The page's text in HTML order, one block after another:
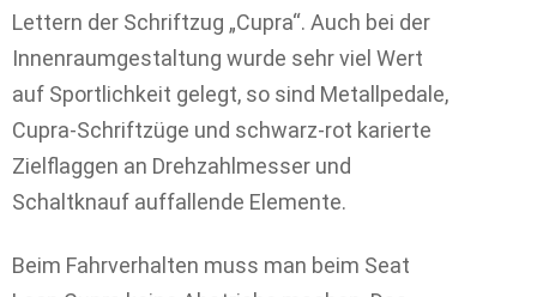
Lettern der Schriftzug „Cupra“. Auch bei der
Innenraumgestaltung wurde sehr viel Wert
auf Sportlichkeit gelegt, so sind Metallpedale,
Cupra-Schriftzüge und schwarz-rot karierte
Zielflaggen an Drehzahlmesser und
Schaltknauf auffallende Elemente.
Beim Fahrverhalten muss man beim Seat